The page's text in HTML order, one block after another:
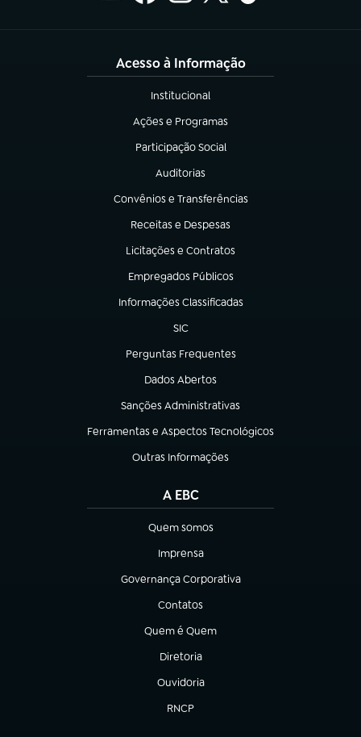
Acesso à Informação
Institucional
(abre em nova aba)
Ações e Programas
(abre em nova aba)
Participação Social
(abre em nova aba)
Auditorias
(abre em nova aba)
Convênios e Transferências
(abre em nova aba)
Receitas e Despesas
(abre em nova aba)
Licitações e Contratos
(abre em nova aba)
Empregados Públicos
(abre em nova aba)
Informações Classificadas
(abre em nova aba)
SIC
(abre em nova aba)
Perguntas Frequentes
(abre em nova aba)
Dados Abertos
(abre em nova aba)
Sanções Administrativas
(abre em nova aba)
Ferramentas e Aspectos Tecnológicos
(abre em nova aba)
Outras Informações
(abre em nova aba)
A EBC
Quem somos
(abre em nova aba)
Imprensa
(abre em nova aba)
Governança Corporativa
(abre em nova aba)
Contatos
(abre em nova aba)
Quem é Quem
(abre em nova aba)
Diretoria
(abre em nova aba)
Ouvidoria
(abre em nova aba)
RNCP
(abre em nova aba)